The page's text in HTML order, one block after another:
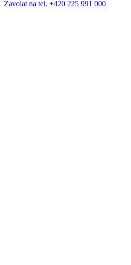
Zavolat na tel. +420 225 991 000